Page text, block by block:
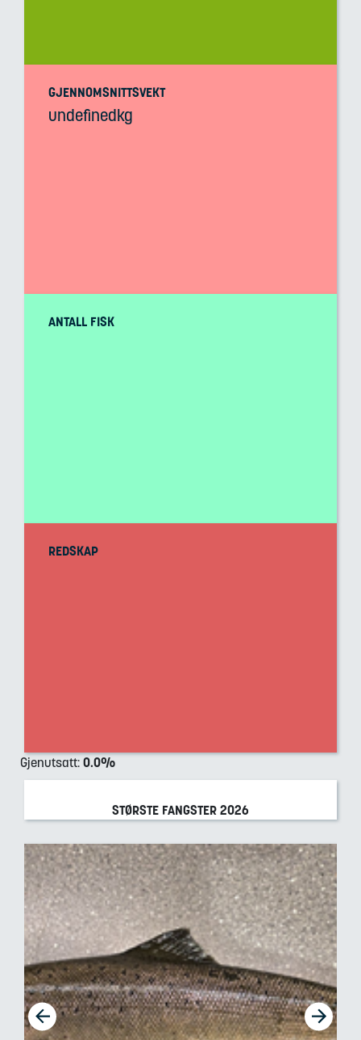
GJENNOMSNITTSVEKT
undefinedkg
ANTALL FISK
REDSKAP
Gjenutsatt: 0.0%
STØRSTE FANGSTER 2026